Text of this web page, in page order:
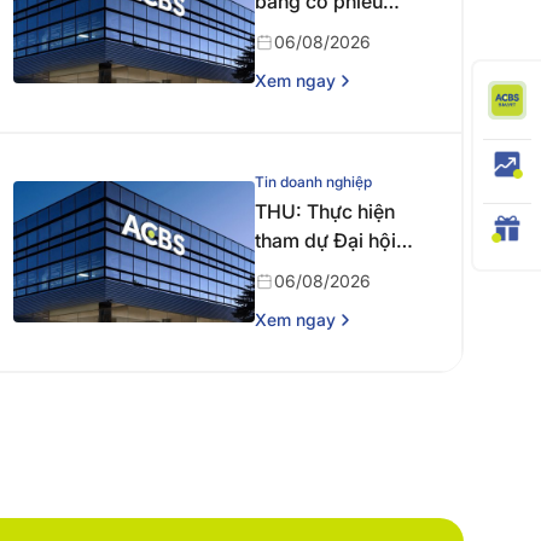
năm 2025
06/08/2026
Xem ngay
Tin doanh nghiệp
THU: Thực hiện
tham dự Đại hội
đồng cổ đông
thường niên năm
2026
06/08/2026
Xem ngay